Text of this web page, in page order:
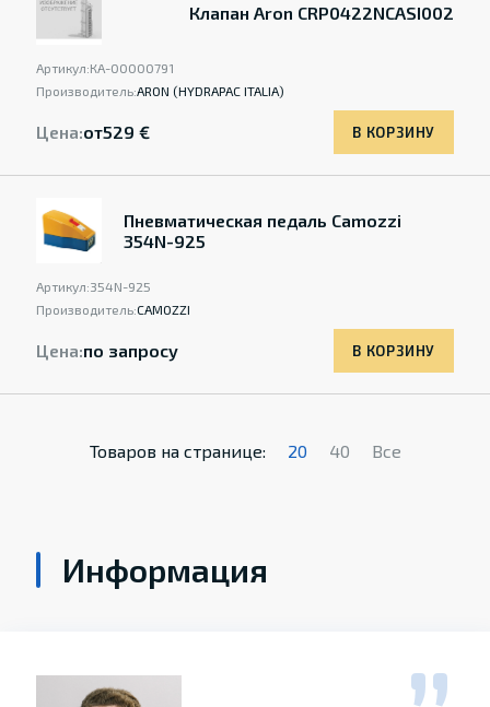
Клапан Aron CRP0422NCASI002
Артикул:КА-00000791
Производитель:ARON (HYDRAPAC ITALIA)
Цена:от529 € В КОРЗИНУ
Пневматическая педаль Camozzi
354N-925
Артикул:354N-925
Производитель:CAMOZZI
Цена:по запросу В КОРЗИНУ
Товаров на странице: 20 40 Все
Информация